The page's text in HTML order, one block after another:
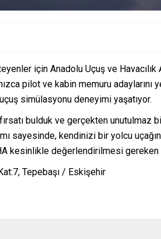
için Anadolu Uçuş ve
pilot ve kabin memuru adaylarını
simülasyonu deneyimi yaşatıyor.
bulduk ve gerçekten unutulmaz
sayesinde, kendinizi bir yolcu
kesinlikle değerlendirilmesi gereken
Tepebaşı / Eskişehir